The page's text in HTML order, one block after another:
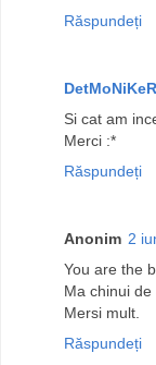
Răspundeți
DetMoNiKeR
Si cat am
Merci :*
Răspundeți
Anonim 2
You are the
Ma chinui de
Mersi mult.
Răspundeți